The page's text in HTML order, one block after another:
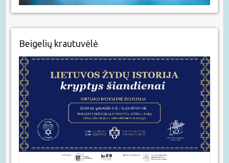
Beigelių krautuvėlė